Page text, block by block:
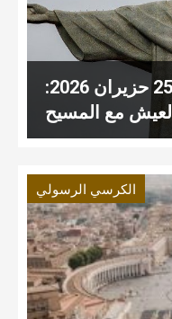
عناوين نشرة الخميس 25 حزيران 2026:
العيش مع المسيح
الكرسي الرسولي